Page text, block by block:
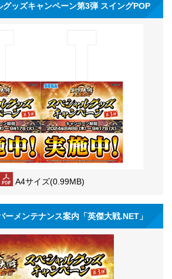
グッズキャンペーン第3弾 スイングPOP
A4サイズ(0.99MB)
ーメンテナンス案内「英傑大戦.NET」